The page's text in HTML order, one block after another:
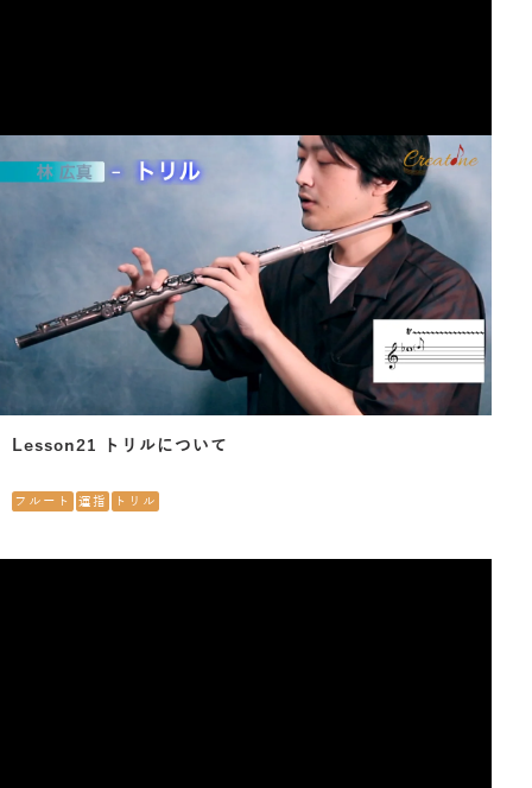
Lesson21 トリルについて
フルート 運指 トリル